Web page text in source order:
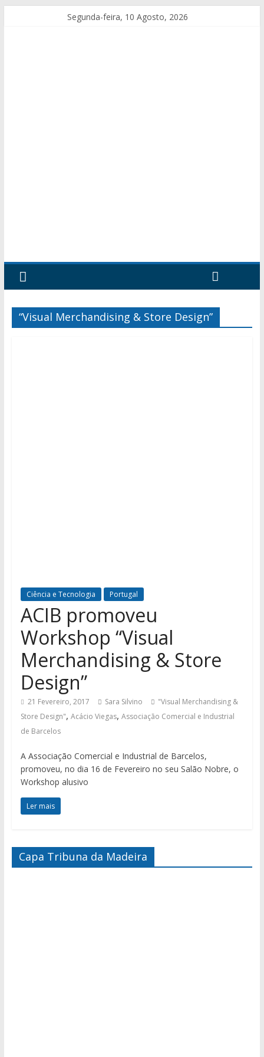
Segunda-feira, 10 Agosto, 2026
“Visual Merchandising & Store Design”
Ciência e Tecnologia Portugal
ACIB promoveu
Workshop “Visual
Merchandising & Store
Design”
21 Fevereiro, 2017 Sara Silvino
"Visual Merchandising &
Store Design", Acácio Viegas, Associação Comercial e Industrial
de Barcelos
A Associação Comercial e Industrial de Barcelos,
promoveu, no dia 16 de Fevereiro no seu Salão Nobre, o
Workshop alusivo
Ler mais
Capa Tribuna da Madeira